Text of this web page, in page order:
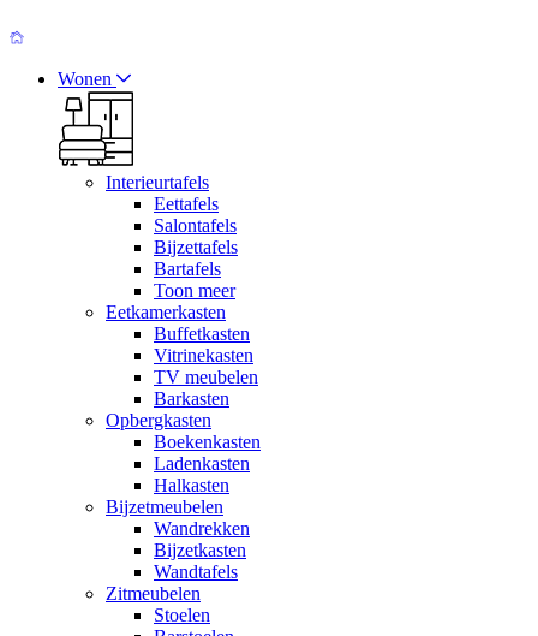
Wonen
Interieurtafels
Eettafels
Salontafels
Bijzettafels
Bartafels
Toon meer
Eetkamerkasten
Buffetkasten
Vitrinekasten
TV meubelen
Barkasten
Opbergkasten
Boekenkasten
Ladenkasten
Halkasten
Bijzetmeubelen
Wandrekken
Bijzetkasten
Wandtafels
Zitmeubelen
Stoelen